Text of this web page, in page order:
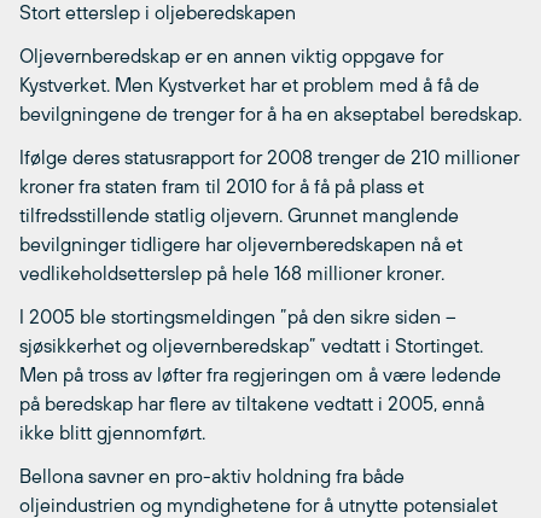
Stort etterslep i oljeberedskapen
Oljevernberedskap er en annen viktig oppgave for
Kystverket. Men Kystverket har et problem med å få de
bevilgningene de trenger for å ha en akseptabel beredskap.
Ifølge deres statusrapport for 2008 trenger de 210 millioner
kroner fra staten fram til 2010 for å få på plass et
tilfredsstillende statlig oljevern. Grunnet manglende
bevilgninger tidligere har oljevernberedskapen nå et
vedlikeholdsetterslep på hele 168 millioner kroner.
I 2005 ble stortingsmeldingen ”på den sikre siden –
sjøsikkerhet og oljevernberedskap” vedtatt i Stortinget.
Men på tross av løfter fra regjeringen om å være ledende
på beredskap har flere av tiltakene vedtatt i 2005, ennå
ikke blitt gjennomført.
Bellona savner en pro-aktiv holdning fra både
oljeindustrien og myndighetene for å utnytte potensialet